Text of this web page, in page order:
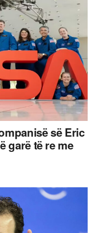
së Eric
garë të re me